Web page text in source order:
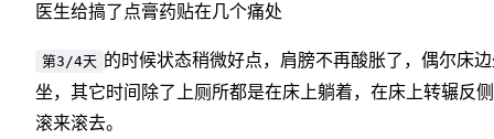
医生给搞了点膏药贴在几个痛处
第3/4天 的时候状态稍微好点，肩膀不再酸胀了，偶尔床
坐，其它时间除了上厕所都是在床上躺着，在床上转辗反
滚来滚去。